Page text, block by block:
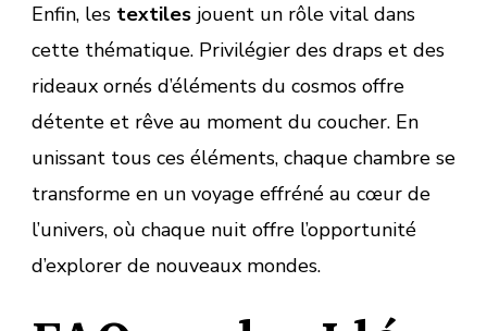
Enfin, les textiles jouent un rôle vital dans
cette thématique. Privilégier des draps et des
rideaux ornés d’éléments du cosmos offre
détente et rêve au moment du coucher. En
unissant tous ces éléments, chaque chambre se
transforme en un voyage effréné au cœur de
l’univers, où chaque nuit offre l’opportunité
d’explorer de nouveaux mondes.